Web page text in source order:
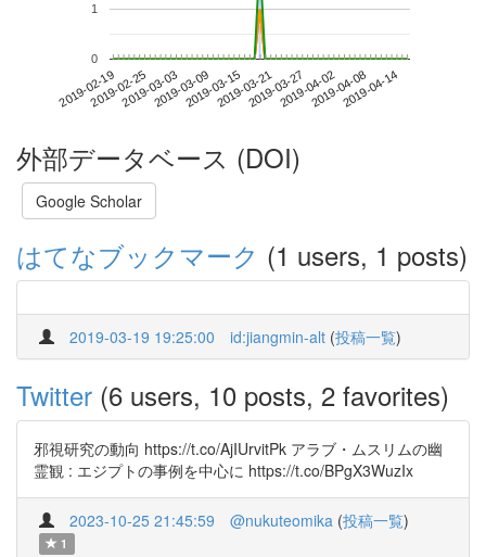
2019-02-192019-02-252019-03-032019-03-092019-03-152019-03-212019-03-272019-04-022019-04-082019-04-14
0
1
外部データベース (DOI)
Google Scholar
はてなブックマーク (1 users, 1 posts)
2019-03-19 19:25:00 id:jiangmin-alt (投稿一覧)
Twitter (6 users, 10 posts, 2 favorites)
邪視研究の動向 https://t.co/AjIUrvitPk アラブ・ムスリムの幽
霊観 : エジプトの事例を中心に https://t.co/BPgX3WuzIx
2023-10-25 21:45:59 @nukuteomika (投稿一覧)
1